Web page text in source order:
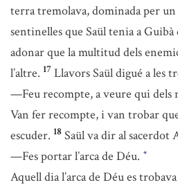
terra tremolava, dominada per
sentinelles que Saül tenia a
adonar que la multitud dels
l’altre. 17 Llavors Saül digué a les
—Feu recompte, a veure qui dels
Van fer recompte, i van trobar
escuder. 18 Saül va dir al sacerdot
—Fes portar l’arca de Déu. *
Aquell dia l’arca de Déu es